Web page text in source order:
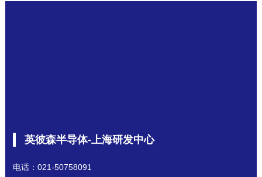
英彼森半导体-上海研发中心
电话：021-50758091